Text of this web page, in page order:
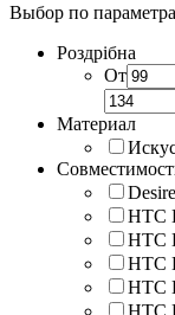
Выбор по
Роздрібна
От
Материал
HTC
HTC
HTC
HTC
HTC